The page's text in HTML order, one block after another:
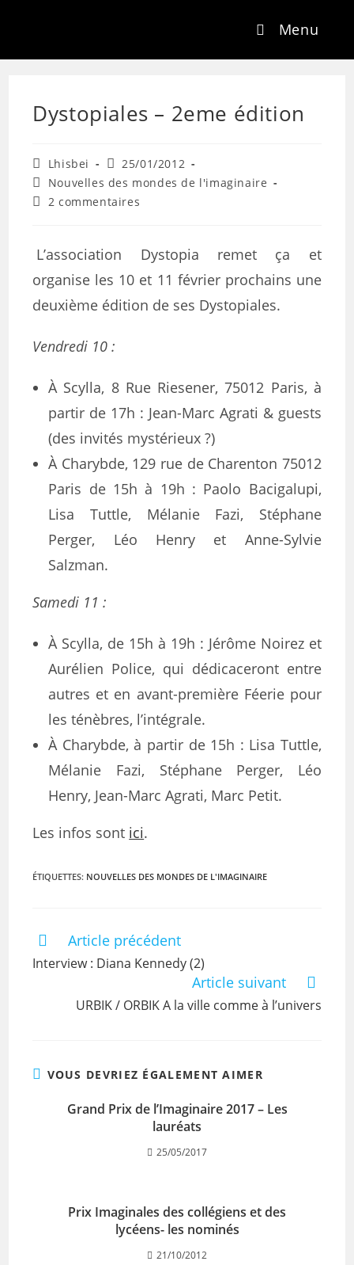
Menu
Dystopiales – 2eme édition
Lhisbei
25/01/2012
Nouvelles des mondes de l'imaginaire
2 commentaires
L’association Dystopia remet ça et
organise les 10 et 11 février prochains une
deuxième édition de ses Dystopiales.
Vendredi 10 :
À Scylla, 8 Rue Riesener, 75012 Paris, à
partir de 17h : Jean-Marc Agrati & guests
(des invités mystérieux ?)
À Charybde, 129 rue de Charenton 75012
Paris de 15h à 19h : Paolo Bacigalupi,
Lisa Tuttle, Mélanie Fazi, Stéphane
Perger, Léo Henry et Anne-Sylvie
Salzman.
Samedi 11 :
À Scylla, de 15h à 19h : Jérôme Noirez et
Aurélien Police, qui dédicaceront entre
autres et en avant-première Féerie pour
les ténèbres, l’intégrale.
À Charybde, à partir de 15h : Lisa Tuttle,
Mélanie Fazi, Stéphane Perger, Léo
Henry, Jean-Marc Agrati, Marc Petit.
Les infos sont ici.
ÉTIQUETTES: NOUVELLES DES MONDES DE L'IMAGINAIRE
Article précédent
Interview : Diana Kennedy (2)
Article suivant
URBIK / ORBIK A la ville comme à l’univers
VOUS DEVRIEZ ÉGALEMENT AIMER
Grand Prix de l’Imaginaire 2017 – Les
lauréats
25/05/2017
Prix Imaginales des collégiens et des
lycéens- les nominés
21/10/2012